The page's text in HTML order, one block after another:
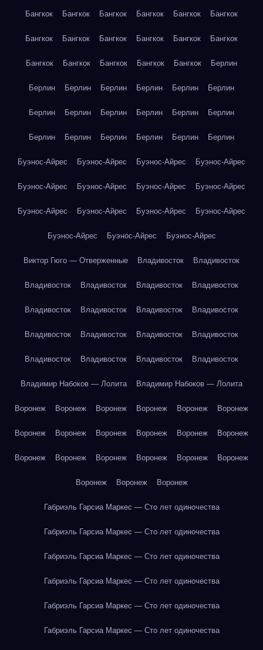
Бангкок Бангкок Бангкок Бангкок Бангкок Бангкок
Бангкок Бангкок Бангкок Бангкок Бангкок Бангкок
Бангкок Бангкок Бангкок Бангкок Бангкок Берлин
Берлин Берлин Берлин Берлин Берлин Берлин
Берлин Берлин Берлин Берлин Берлин Берлин
Берлин Берлин Берлин Берлин Берлин Берлин
Буэнос-Айрес Буэнос-Айрес Буэнос-Айрес Буэнос-Айрес
Буэнос-Айрес Буэнос-Айрес Буэнос-Айрес Буэнос-Айрес
Буэнос-Айрес Буэнос-Айрес Буэнос-Айрес Буэнос-Айрес
Буэнос-Айрес Буэнос-Айрес Буэнос-Айрес
Виктор Гюго — Отверженные Владивосток Владивосток
Владивосток Владивосток Владивосток Владивосток
Владивосток Владивосток Владивосток Владивосток
Владивосток Владивосток Владивосток Владивосток
Владивосток Владивосток Владивосток Владивосток
Владимир Набоков — Лолита Владимир Набоков — Лолита
Воронеж Воронеж Воронеж Воронеж Воронеж Воронеж
Воронеж Воронеж Воронеж Воронеж Воронеж Воронеж
Воронеж Воронеж Воронеж Воронеж Воронеж Воронеж
Воронеж Воронеж Воронеж
Габриэль Гарсиа Маркес — Сто лет одиночества
Габриэль Гарсиа Маркес — Сто лет одиночества
Габриэль Гарсиа Маркес — Сто лет одиночества
Габриэль Гарсиа Маркес — Сто лет одиночества
Габриэль Гарсиа Маркес — Сто лет одиночества
Габриэль Гарсиа Маркес — Сто лет одиночества